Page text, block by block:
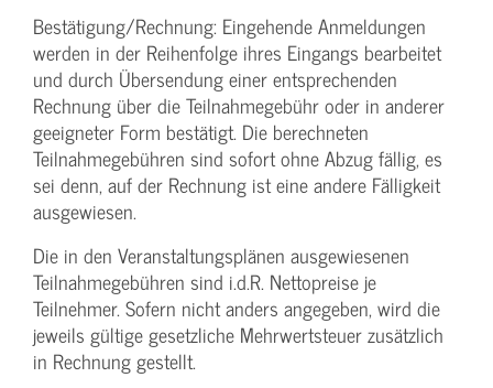
Bestätigung­/Rechnung: Eingehende Anmeldungen
werden in der Reihenfolge ihres Eingangs bearbeitet
und durch Übersendung einer entsprechenden
Rechnung über die Teilnahmegebühr oder in anderer
geeigneter Form bestätigt. Die berechneten
Teilnahmegebühren sind sofort ohne Abzug fällig, es
sei denn, auf der Rechnung ist eine andere Fälligkeit
ausgewiesen.
Die in den Veranstaltungsplänen ausgewiesenen
Teilnahmegebühren sind i.d.R. Nettopreise je
Teilnehmer. Sofern nicht anders angegeben, wird die
jeweils gültige gesetzliche Mehrwertsteuer zusätzlich
in Rechnung gestellt.